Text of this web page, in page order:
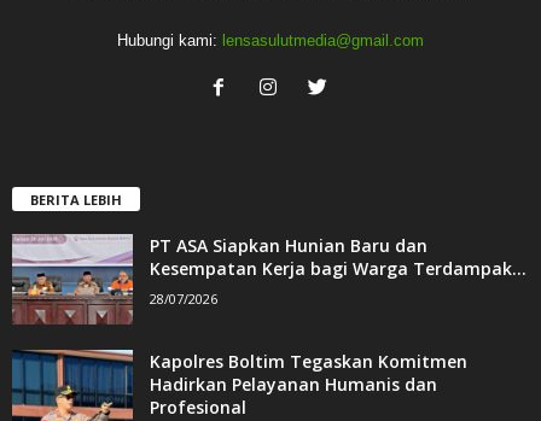
Hubungi kami: lensasulutmedia@gmail.com
BERITA LEBIH
PT ASA Siapkan Hunian Baru dan
Kesempatan Kerja bagi Warga Terdampak...
28/07/2026
Kapolres Boltim Tegaskan Komitmen
Hadirkan Pelayanan Humanis dan
Profesional